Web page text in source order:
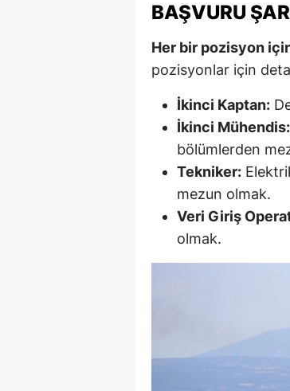
BAŞVURU
Her bir pozisyon
pozisyonlar için
İkinci Kaptan:
İkinci Mühendis:
bölümlerden
Tekniker:
mezun olmak.
Veri Giriş
olmak.